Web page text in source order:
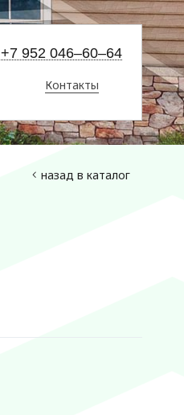
+7 952 046–60–64
Контакты
назад в каталог